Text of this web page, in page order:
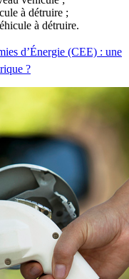
à détruire ;
à détruire.
d’Énergie (CEE) : une
?